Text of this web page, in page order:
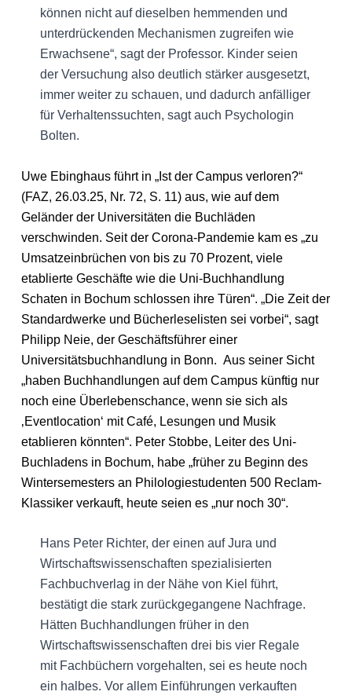
können nicht auf dieselben hemmenden und
unterdrückenden Mechanismen zugreifen wie
Erwachsene“, sagt der Professor. Kinder seien
der Versuchung also deutlich stärker ausgesetzt,
immer weiter zu schauen, und dadurch anfälliger
für Verhaltenssuchten, sagt auch Psychologin
Bolten.
Uwe Ebinghaus führt in „Ist der Campus verloren?“
(FAZ, 26.03.25, Nr. 72, S. 11) aus, wie auf dem
Geländer der Universitäten die Buchläden
verschwinden. Seit der Corona-Pandemie kam es „zu
Umsatzeinbrüchen von bis zu 70 Prozent, viele
etablierte Geschäfte wie die Uni-Buchhandlung
Schaten in Bochum schlossen ihre Türen“. „Die Zeit der
Standardwerke und Bücherleselisten sei vorbei“, sagt
Philipp Neie, der Geschäftsführer einer
Universitätsbuchhandlung in Bonn. Aus seiner Sicht
„haben Buchhandlungen auf dem Campus künftig nur
noch eine Überlebenschance, wenn sie sich als
‚Eventlocation‘ mit Café, Lesungen und Musik
etablieren könnten“. Peter Stobbe, Leiter des Uni-
Buchladens in Bochum, habe „früher zu Beginn des
Wintersemesters an Philologiestudenten 500 Reclam-
Klassiker verkauft, heute seien es „nur noch 30“.
Hans Peter Richter, der einen auf Jura und
Wirtschaftswissenschaften spezialisierten
Fachbuchverlag in der Nähe von Kiel führt,
bestätigt die stark zurückgegangene Nachfrage.
Hätten Buchhandlungen früher in den
Wirtschaftswissenschaften drei bis vier Regale
mit Fachbüchern vorgehalten, sei es heute noch
ein halbes. Vor allem Einführungen verkauften